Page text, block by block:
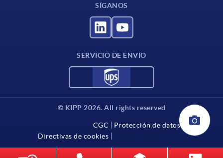
SÍGANOS
SERVICIO DE ENVÍO
© KIPP 2026. All rights reserved
CGC
Protección de datos
Directivas de cookies